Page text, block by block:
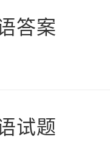
答案
试题